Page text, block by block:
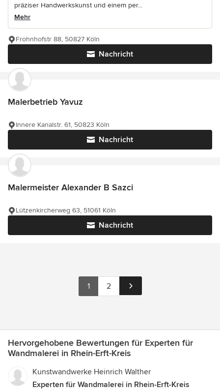
präziser Handwerkskunst und einem per...
Mehr
Nachricht
Frohnhofstr 88, 50827 Köln
Malerbetrieb Yavuz
Nachricht
Innere Kanalstr. 61, 50823 Köln
Malermeister Alexander B Sazci
Nachricht
Lützenkircherweg 63, 51061 Köln
1 2
Hervorgehobene Bewertungen für Experten für
Wandmalerei in Rhein-Erft-Kreis
Kunstwandwerke Heinrich Walther
Experten für Wandmalerei in Rhein-Erft-Kreis